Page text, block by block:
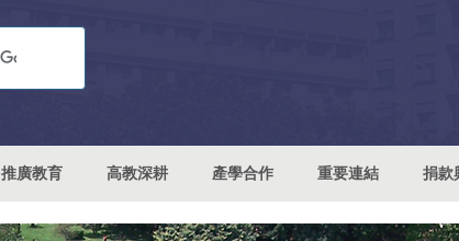
推廣教育 高教深耕 產學合作 重要連結 捐款